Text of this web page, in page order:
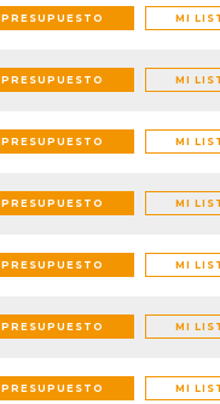
PRESUPUESTO MI
PRESUPUESTO MI
PRESUPUESTO MI
PRESUPUESTO MI
PRESUPUESTO MI
PRESUPUESTO MI
PRESUPUESTO MI